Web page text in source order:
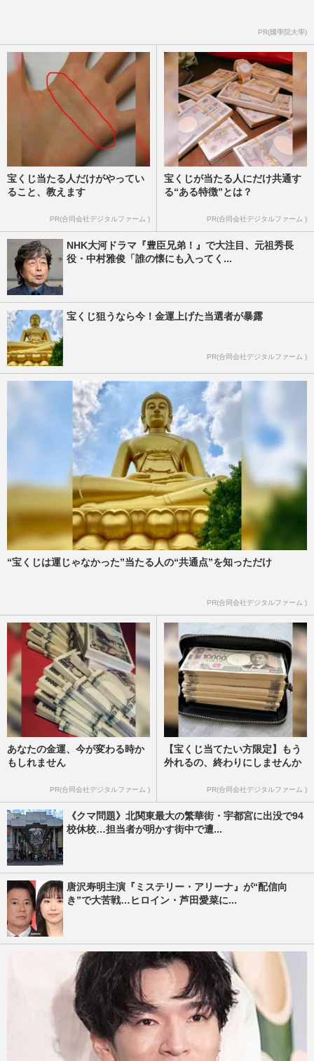
PR(國學院大學)
宝くじ当たる人だけがやってい
ること、教えます
PR(合同会社デジタルファーム )
宝くじが当たる人にだけ共通す
る“ある特徴”とは？
PR(合同会社デジタルファーム )
NHK大河ドラマ『豊臣兄弟！』で大注目、元祖秀長
役・中村雅俊「誰の懐にも入ってく...
宝くじ狙うなら今！金運上げた当選者が暴露
PR(合同会社デジタルファーム )
“宝くじは運じゃなかった”当たる人の“共通点”を知っただけ
PR(合同会社デジタルファーム )
あなたの金運、今が変わる時か
もしれません
PR(合同会社デジタルファーム )
【宝くじ当てたい方限定】もう
外れるの、終わりにしませんか
PR(合同会社デジタルファーム )
《クマ問題》北関東最大の繁華街・宇都宮に出没で94
校休校…担当者が明かす街中で遭...
唐沢寿明主演『ミステリー・アリーナ』が“配信向
き”で大苦戦…ヒロイン・芦田愛菜に...